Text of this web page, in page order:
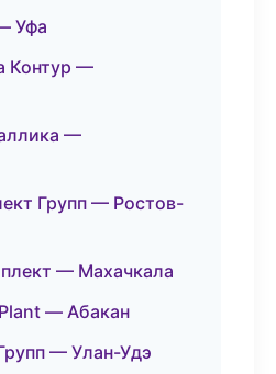
Уфа
Контур —
—
Групп — Ростов-
— Махачкала
— Абакан
— Улан-Удэ